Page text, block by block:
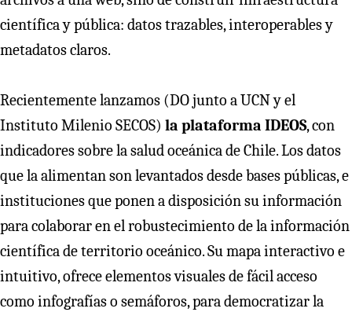
científica y pública: datos trazables, interoperables y
metadatos claros.
Recientemente lanzamos (DO junto a UCN y el
Instituto Milenio SECOS) la plataforma IDEOS, con
indicadores sobre la salud oceánica de Chile. Los datos
que la alimentan son levantados desde bases públicas, e
instituciones que ponen a disposición su información
para colaborar en el robustecimiento de la información
científica de territorio oceánico. Su mapa interactivo e
intuitivo, ofrece elementos visuales de fácil acceso
como infografías o semáforos, para democratizar la